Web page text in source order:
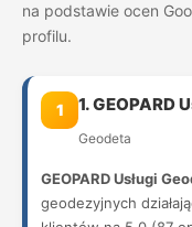
na podstawie ocen
profilu.
1 1. GEOPARD
Geodeta
GEOPARD Usługi
geodezyjnych